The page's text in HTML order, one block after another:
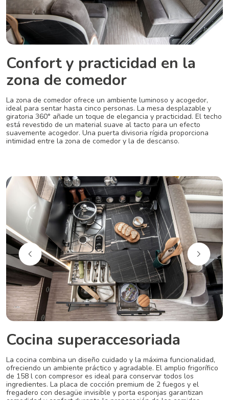
Confort y practicidad en la
zona de comedor
La zona de comedor ofrece un ambiente luminoso y acogedor,
ideal para sentar hasta cinco personas. La mesa desplazable y
giratoria 360° añade un toque de elegancia y practicidad. El techo
está revestido de un material suave al tacto para un efecto
suavemente acogedor. Una puerta divisoria rígida proporciona
intimidad entre la zona de comedor y la de descanso.
Cocina superaccesoriada
La cocina combina un diseño cuidado y la máxima funcionalidad,
ofreciendo un ambiente práctico y agradable. El amplio frigorífico
de 158 l con compresor es ideal para conservar todos los
ingredientes. La placa de cocción premium de 2 fuegos y el
fregadero con desagüe invisible y porta esponjas garantizan